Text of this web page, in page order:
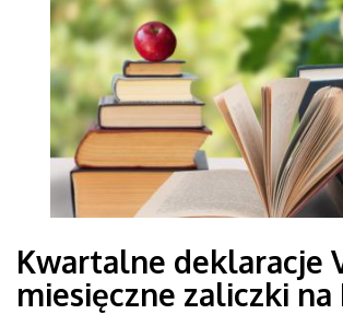
Kwartalne deklaracje
miesięczne zaliczki na